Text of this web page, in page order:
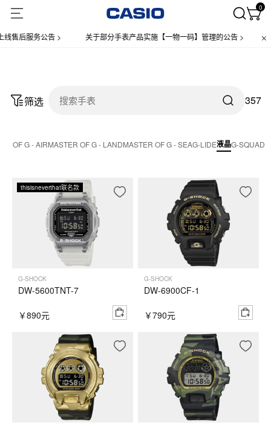
0
售后服务公告 > 关于部分手表产品实施【一物一码】管理的公告 > 微
筛选 357
OF G - AIRMASTER OF G - LANDMASTER OF G - SEAG-LIDE液晶G-SQUAD
thisisneverthat联名款
G-SHOCK
DW-5600TNT-7
￥890元
G-SHOCK
DW-6900CF-1
￥790元